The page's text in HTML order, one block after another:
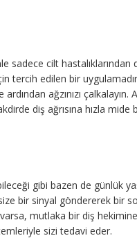
sadece cilt hastalıklarından
tercih edilen bir
ardından ağzınızı
diş ağrısına hızla mide
gibi bazen de günlük
bir sinyal göndererek bir
mutlaka bir diş
sizi tedavi eder.